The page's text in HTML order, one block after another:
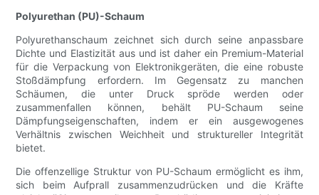
Polyurethan (PU)-Schaum
Polyurethanschaum zeichnet sich durch seine anpassbare
Dichte und Elastizität aus und ist daher ein Premium-Material
für die Verpackung von Elektronikgeräten, die eine robuste
Stoßdämpfung erfordern. Im Gegensatz zu manchen
Schäumen, die unter Druck spröde werden oder
zusammenfallen können, behält PU-Schaum seine
Dämpfungseigenschaften, indem er ein ausgewogenes
Verhältnis zwischen Weichheit und struktureller Integrität
bietet.
Die offenzellige Struktur von PU-Schaum ermöglicht es ihm,
sich beim Aufprall zusammenzudrücken und die Kräfte